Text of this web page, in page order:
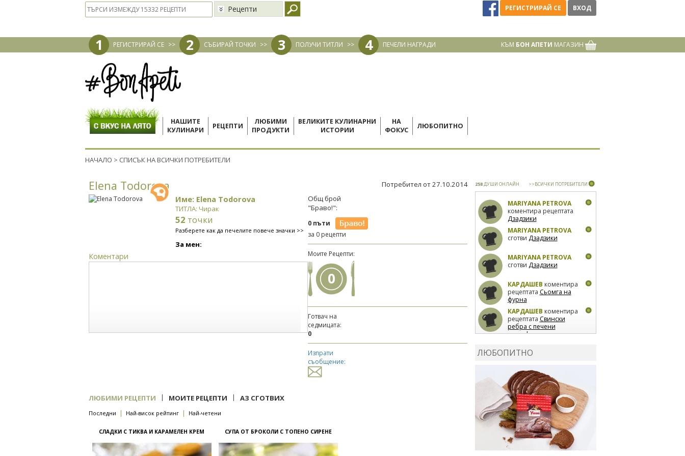
Рецепти РЕГИСТРИРАЙ СЕ ВХОД
1 РЕГИСТРИРАЙ СЕ >> 2 СЪБИРАЙ ТОЧКИ >> 3 ПОЛУЧИ ТИТЛИ >> 4 ПЕЧЕЛИ НАГРАДИ КЪМ БОН АПЕТИ МАГАЗИН
НАШИТЕ
КУЛИНАРИ
РЕЦЕПТИ
ЛЮБИМИ
ПРОДУКТИ
ВЕЛИКИТЕ КУЛИНАРНИ
ИСТОРИИ
НА
ФОКУС
ЛЮБОПИТНО
НАЧАЛО > СПИСЪК НА ВСИЧКИ ПОТРЕБИТЕЛИ
Elena Todorova Потребител от 27.10.2014
Име: Elena Todorova
ТИТЛА: Чирак
52 точки
Разберете как да печелите повече значки >>
За мен:
Коментари
Общ брой
"Браво!":
0 пъти
за 0 рецепти
Моите Рецепти:
0
Готвач на
седмицата:
0
Изпрати
съобщение:
ЛЮБИМИ РЕЦЕПТИ | МОИТЕ РЕЦЕПТИ | АЗ СГОТВИХ
Последни | Най-висок рейтинг | Най-четени
СЛАДКИ С ТИКВА И КАРАМЕЛЕН КРЕМ СУПА ОТ БРОКОЛИ С ТОПЕНО СИРЕНЕ
258ДУШИ ОНЛАЙН >>ВСИЧКИ ПОТРЕБИТЕЛИ
MARIYANA PETROVA
коментира рецептата
Дзадзики
MARIYANA PETROVA
сготви Дзадзики
MARIYANA PETROVA
сготви Дзадзики
КАРДАШЕВ коментира
рецептата Сьомга на
фурна
КАРДАШЕВ коментира
рецептата Свински
ребра с печени
картофи
лимон
коментира рецептата
Киноа със зеленчуци
ЛЮБОПИТНО